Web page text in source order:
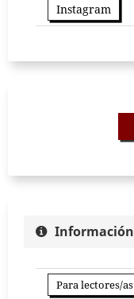
Instagram
Información
Para lectores/as